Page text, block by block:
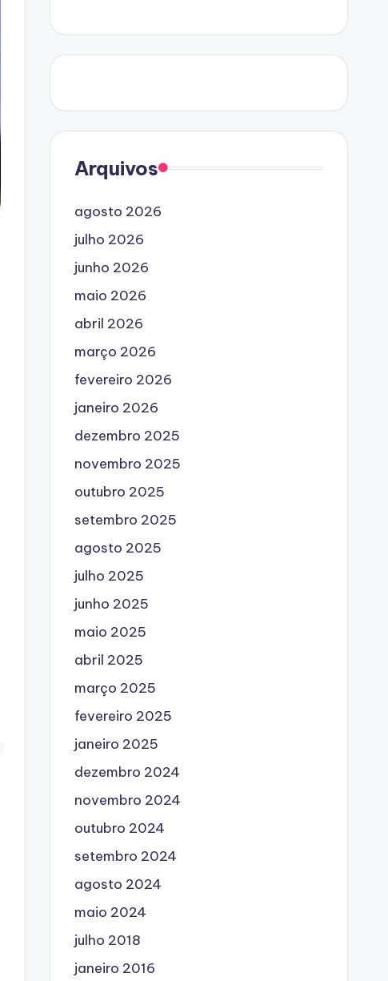
Arquivos
agosto 2026
julho 2026
junho 2026
maio 2026
abril 2026
março 2026
fevereiro 2026
janeiro 2026
dezembro 2025
novembro 2025
outubro 2025
setembro 2025
agosto 2025
julho 2025
junho 2025
maio 2025
abril 2025
março 2025
fevereiro 2025
janeiro 2025
dezembro 2024
novembro 2024
outubro 2024
setembro 2024
agosto 2024
maio 2024
julho 2018
janeiro 2016